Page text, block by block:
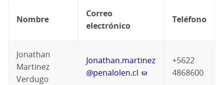
Nombre
Correo
electrónico
Teléfono
Jonathan
Martinez
Verdugo
Jonathan.martinez
@penalolen.cl
+5622
4868600